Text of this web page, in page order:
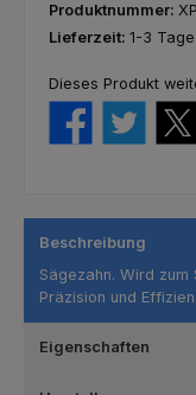
Produktnummer:
Lieferzeit: 1-3 Tage
Dieses Produkt
Beschreibung
Sägezahn. Wird
Präzision und
Eigenschaften